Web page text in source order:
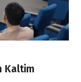
Kaltim